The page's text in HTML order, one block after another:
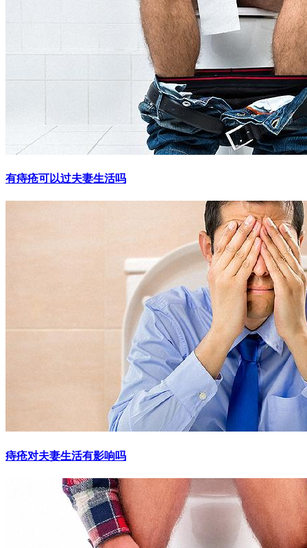
有痔疮可以过夫妻生活吗
痔疮对夫妻生活有影响吗